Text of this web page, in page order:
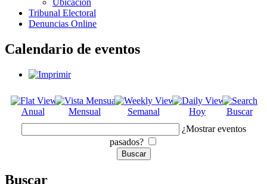
Ubicación
Tribunal Electoral
Denuncias Online
Calendario de eventos
Anual Mensual Semanal Hoy
Buscar
¿Mostrar eventos
pasados?
Buscar